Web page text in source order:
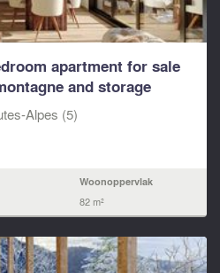
apartment for sale
and storage
Alpes (5)
Woonoppervlak
82 m²